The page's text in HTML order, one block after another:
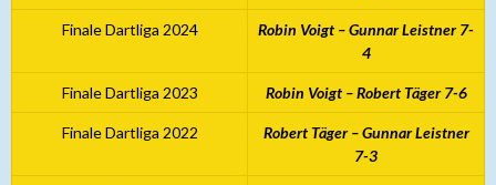
Finale Dartliga 2024
Robin Voigt – Gunnar Leistner 7-
4
Finale Dartliga 2023 Robin Voigt – Robert Täger 7-6
Finale Dartliga 2022
Robert Täger – Gunnar Leistner
7-3